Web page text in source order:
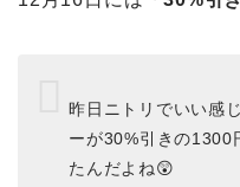
昨日ニトリでいい感
ーが30%引きの1300
たんだよね😲